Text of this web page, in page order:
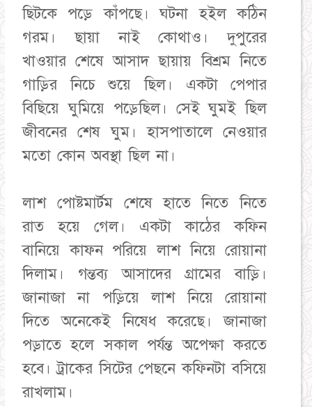
ছিটকে পড়ে কাঁপছে। ঘটনা হইল কঠিন
গরম। ছায়া নাই কোথাও। দুপুরের
খাওয়ার শেষে আসাদ ছায়ায় বিশ্রম নিতে
গাড়ির নিচে শুয়ে ছিল। একটা পেপার
বিছিয়ে ঘুমিয়ে পড়েছিল। সেই ঘুমই ছিল
জীবনের শেষ ঘুম। হাসপাতালে নেওয়ার
মতো কোন অবস্থা ছিল না।
লাশ পোষ্টমার্টম শেষে হাতে নিতে নিতে
রাত হয়ে গেল। একটা কাঠের কফিন
বানিয়ে কাফন পরিয়ে লাশ নিয়ে রোয়ানা
দিলাম। গন্তব্য আসাদের গ্রামের বাড়ি।
জানাজা না পড়িয়ে লাশ নিয়ে রোয়ানা
দিতে অনেকেই নিষেধ করেছে। জানাজা
পড়াতে হলে সকাল পর্যন্ত অপেক্ষা করতে
হবে। ট্রাকের সিটের পেছনে কফিনটা বসিয়ে
রাখলাম।